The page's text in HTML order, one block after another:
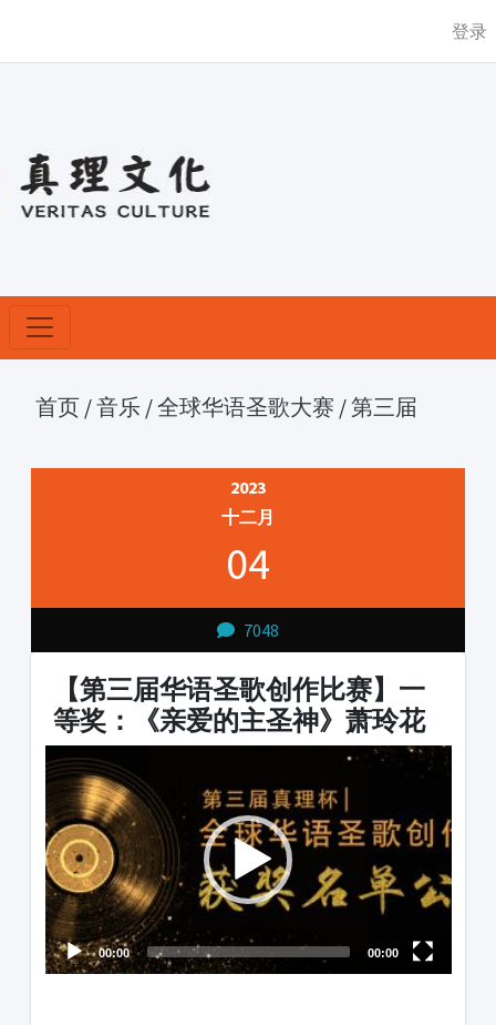
登录
首页 /音乐 /全球华语圣歌大赛 /第三届
2023
十二月
04
7048
【第三届华语圣歌创作比赛】一
等奖：《亲爱的主圣神》萧玲花
Video
Player
00:00 00:00